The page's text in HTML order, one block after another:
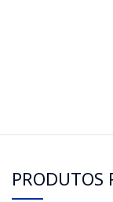
PRODUTOS